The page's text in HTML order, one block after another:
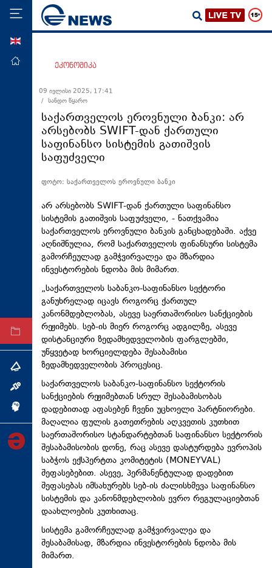
მთავარი
ეკონომიკა
მსოფლიო
ჯანდაცვა
საზოგადოება
სამართალი
თავდაცვა
რეგიონი
კულტურა
სპორტი
ტაბლოიდი
არქივი
თემა
ინტერვიუ
ინქვიზიცია
ეკონომიკა
09 ივლისი 2025, 17:41
/ სანდო წყარო
საქართველოს ეროვნული ბანკი: არ
არსებობს SWIFT-დან ქართული
საფინანსო სისტემის გათიშვის
საფუძველი
ფოტო: საქართველოს ეროვნული ბანკი
არ არსებობს SWIFT-დან ქართული საფინანსო
სისტემის გათიშვის საფუძველი, - ნათქვამია
საქართველოს ეროვნული ბანკის განცხადებაში. აქვე
აღნიშნულია, რომ საქართველოს ფინანსური სისტემა
გამორჩეულად გამჭვირვალეა და მზარდია
ინვესტორების ნდობა მის მიმართ.
„საქართველოს საბანკო-საფინანსო სექტორი
განუხრელად იცავს როგორც ქართულ
კანონმდებლობას, ასევე საერთაშორისო სანქციების
რეჟიმებს. სებ-ის მიერ როგორც ადგილზე, ასევე
დისტანციური ზედამხედველობის ფარგლებში,
უწყვეტად ხორციელდება შესაბამისი
ზედამხედველობის პროცესიც.
საქართველოს საბანკო-საფინანსო სექტორის
სანქციების რეჟიმებთან სრულ შესაბამისობას
დადებითად აფასებენ ჩვენი უცხოელი პარტნიორები.
მაღალია ფულის გათეთრების აღკვეთის კუთხით
საერთაშორისო სტანდარტებთან საფინანსო სექტორის
შესაბამისობის დონე, რაც ასევე დასტურდება ევროპის
საბჭოს ექსპერტთა კომიტეტის (MONEYVAL)
შეფასებებით. ასევე, პერმანენტულად დადებით
შეფასებას იმსახურებს სებ-ის ძალისხმევა საფინანსო
სისტემის და კანონმდებლობის ევრო რეგულაციებთან
დაახლოების კუთხითაც.
სისტემა გამორჩეულად გამჭვირვალეა და
შესაბამისად, მზარდია ინვესტორების ნდობა მის
მიმართ.